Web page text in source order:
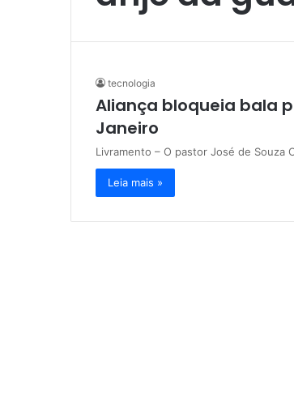
tecnologia
Aliança bloqueia bala
Janeiro
Livramento – O pastor José de
Leia mais »